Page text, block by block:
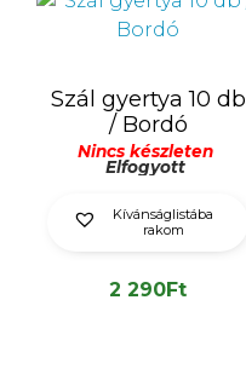
Szál gyertya 10 db
/ Bordó
Nincs készleten
Elfogyott
Kívánságlistába
rakom
2 290Ft